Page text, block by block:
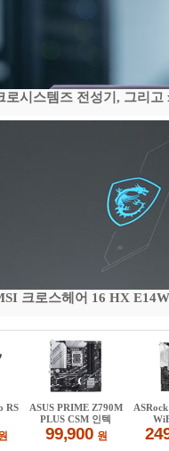
시스템즈 전성기, 그리
크로스헤어 16 HX